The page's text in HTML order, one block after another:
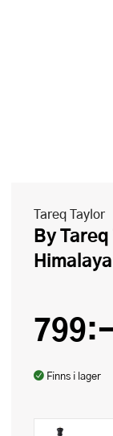
Tareq Taylor
By Tareq Taylor Pepparkvarn
Finns i lager